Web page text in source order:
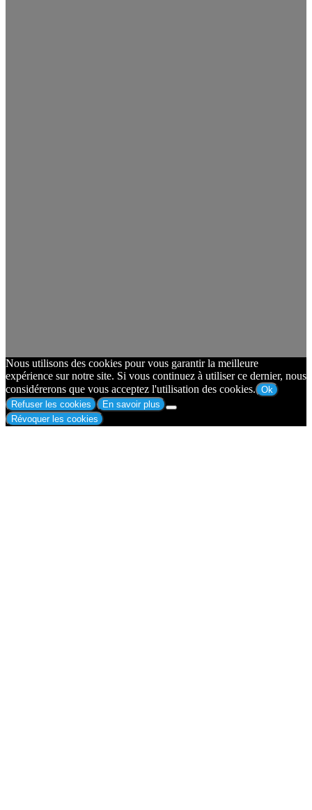
Nous utilisons des cookies pour vous garantir la meilleure
expérience sur notre site. Si vous continuez à utiliser ce dernier, nous
considérerons que vous acceptez l'utilisation des cookies. Ok
Refuser les cookies
En savoir plus
Révoquer les cookies